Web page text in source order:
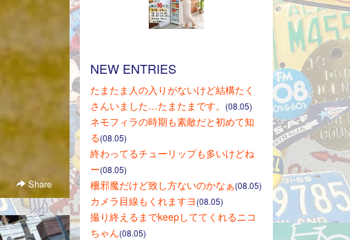
Share
NEW ENTRIES
たまたま人の入りがないけど結構たく
さんいました…たまたまです。 (08.05)
ネモフィラの時期も素敵だと初めて知
る(08.05)
終わってるチューリップも多いけどね
ー(08.05)
柵邪魔だけど致し方ないのかなぁ(08.05)
カメラ目線もくれますヨ(08.05)
撮り終えるまでkeepしててくれるニコ
ちゃん(08.05)